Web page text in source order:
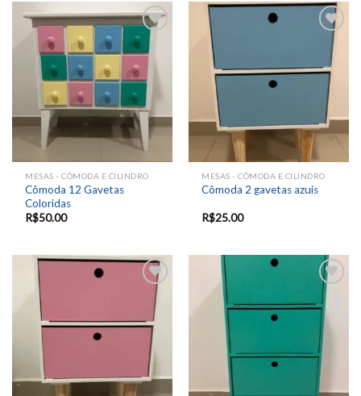
Add to
wishlist
MESAS - CÔMODA E CILINDRO
Cômoda 12 Gavetas
Coloridas
R$50.00
Add to
wishlist
MESAS - CÔMODA E CILINDRO
Cômoda 2 gavetas azuis
R$25.00
Add to
wishlist
Add to
wishlist